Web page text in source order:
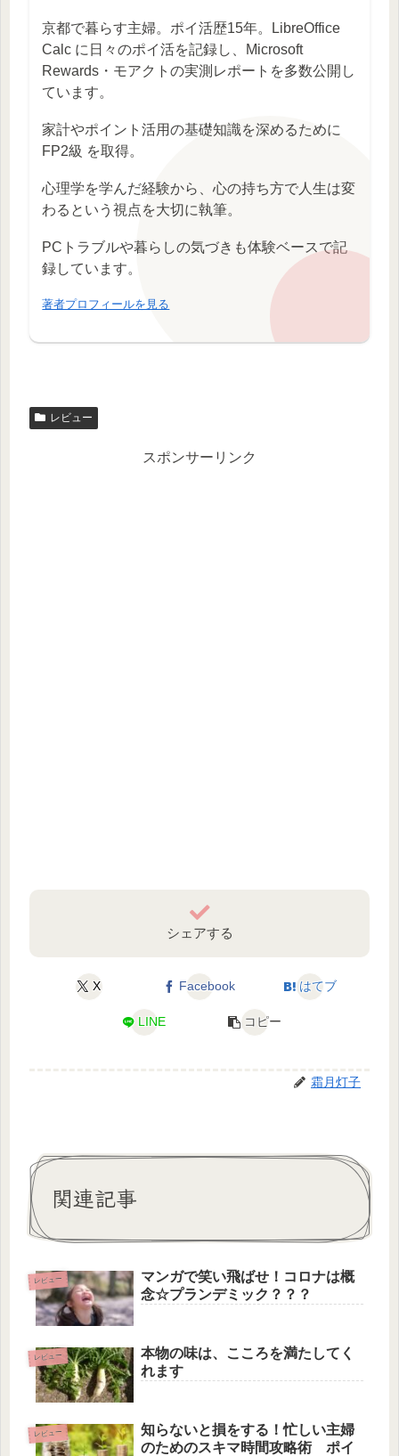
京都で暮らす主婦。ポイ活歴15年。LibreOffice
Calc に日々のポイ活を記録し、Microsoft
Rewards・モアクトの実測レポートを多数公開し
ています。
家計やポイント活用の基礎知識を深めるために
FP2級 を取得。
心理学を学んだ経験から、心の持ち方で人生は変
わるという視点を大切に執筆。
PCトラブルや暮らしの気づきも体験ベースで記
録しています。
著者プロフィールを見る
レビュー
スポンサーリンク
シェアする
X Facebook はてブ
LINE コピー
霜月灯子
関連記事
レビュー
マンガで笑い飛ばせ！コロナは概
念☆プランデミック？？？
レビュー
本物の味は、こころを満たしてく
れます
レビュー
知らないと損をする！忙しい主婦
のためのスキマ時間攻略術 ポイ